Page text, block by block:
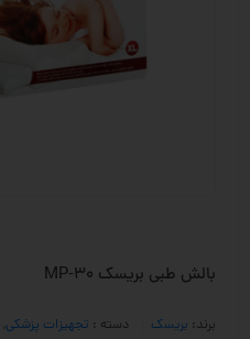
بالش طبی بریسک MP-30
برند: بریسک دسته : تجهیزات پزشکی